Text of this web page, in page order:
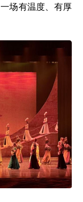
场有温度、有厚